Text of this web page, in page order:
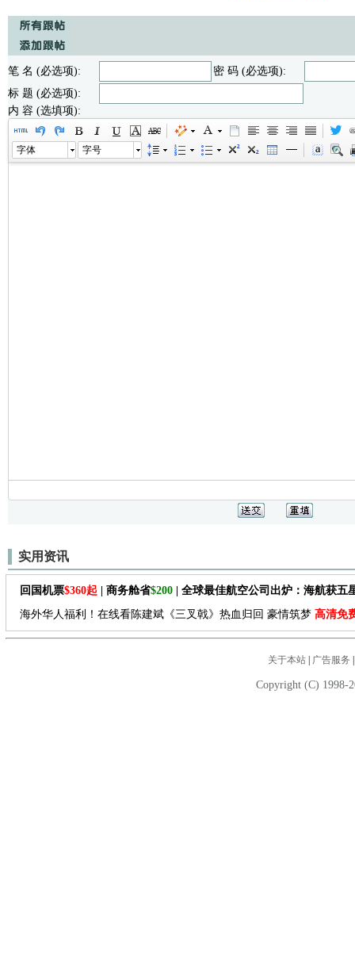
笔 名 (必选项):
密 码 (必选项):
标 题 (必选项):
内 容 (选填项):
字体 字号
实用资讯
回国机票$360起 | 商务舱省$200 | 全球最佳航空公司出炉：海航获五
海外华人福利！在线看陈建斌《三叉戟》热血归回 豪情筑梦 高清免
关于本站| 广告服务
Copyright (C) 1998-